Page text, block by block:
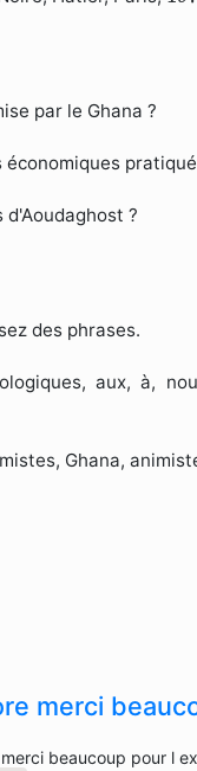
par le Ghana ?
?
des phrases.
aux, à,
Ghana,
merci
beaucoup pour l